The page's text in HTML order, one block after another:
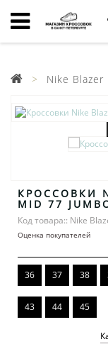
Nike Blazer
КРОССОВКИ
MID 77
Код товара:: Nike
Оценка покупателей
36 37 38
43 44 45